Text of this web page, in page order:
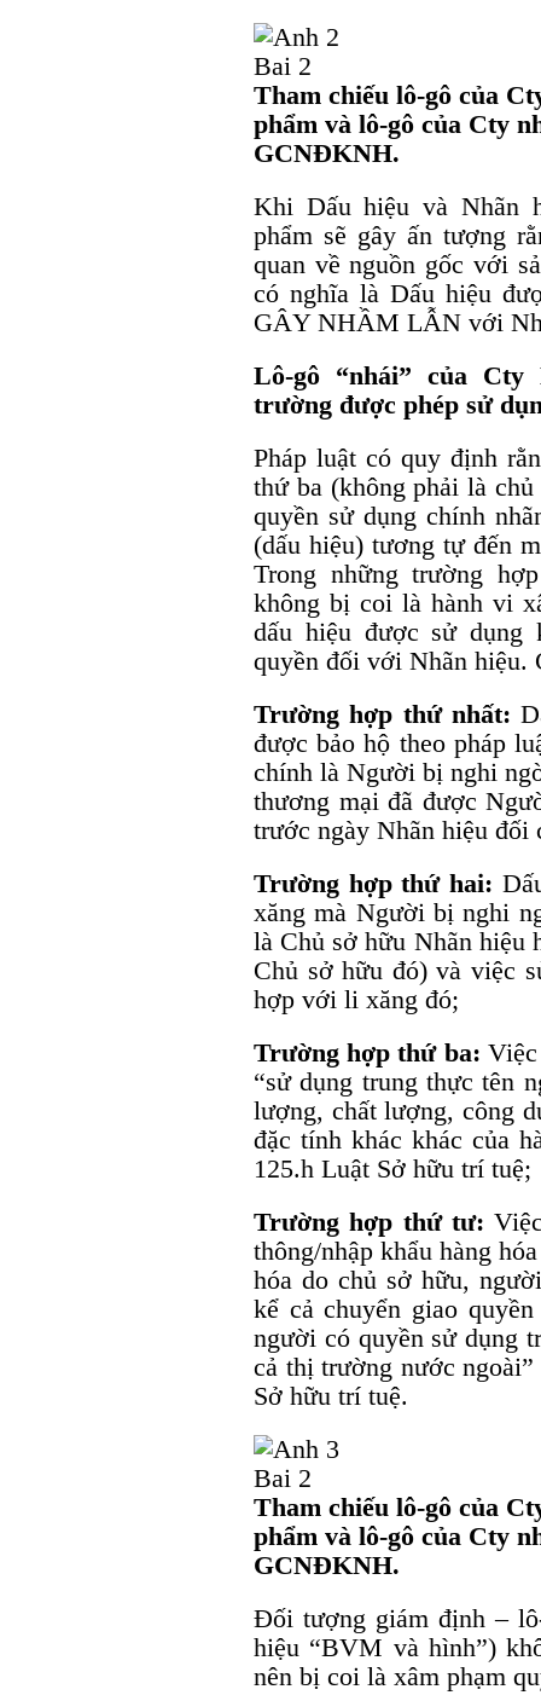
Tham chiếu lô-gô của
phẩm và lô-gô của Cty
GCNĐKNH.
Khi Dấu hiệu và Nhãn
phẩm sẽ gây ấn tượng
quan về nguồn gốc với
có nghĩa là Dấu hiệu
GÂY NHẦM LẪN với
Lô-gô “nhái” của
trường được phép sử
Pháp luật có quy định
thứ ba (không phải là
quyền sử dụng chính
(dấu hiệu) tương tự đến
Trong những trường
không bị coi là hành vi
dấu hiệu được sử
quyền đối với Nhãn hiệu.
Trường hợp thứ nhất:
được bảo hộ theo pháp
chính là Người bị nghi
thương mại đã được
trước ngày Nhãn hiệu đối
Trường hợp thứ hai:
xăng mà Người bị nghi
là Chủ sở hữu Nhãn hiệu
Chủ sở hữu đó) và việc
hợp với li xăng đó;
Trường hợp thứ ba:
“sử dụng trung thực tên
lượng, chất lượng, công
đặc tính khác khác của
125.h Luật Sở hữu trí tuệ;
Trường hợp thứ tư:
thông/nhập khẩu hàng
hóa do chủ sở hữu,
kể cả chuyển giao
người có quyền sử dụng
cả thị trường nước
Sở hữu trí tuệ.
Tham chiếu lô-gô của
phẩm và lô-gô của Cty
GCNĐKNH.
Đối tượng giám định –
hiệu “BVM và hình”)
nên bị coi là xâm phạm